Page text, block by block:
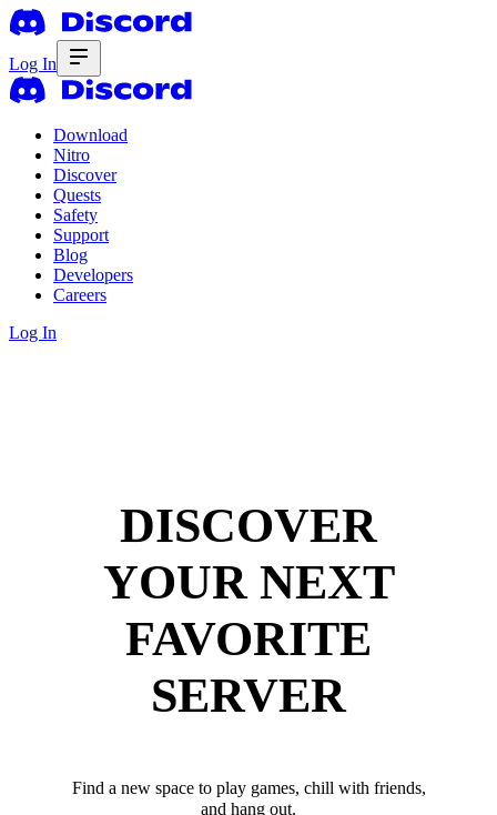
Log In
Download
Nitro
Discover
Quests
Safety
Support
Blog
Developers
Careers
Log In
DISCOVER
YOUR NEXT
FAVORITE
SERVER
Find a new space to play games, chill with friends,
and hang out.